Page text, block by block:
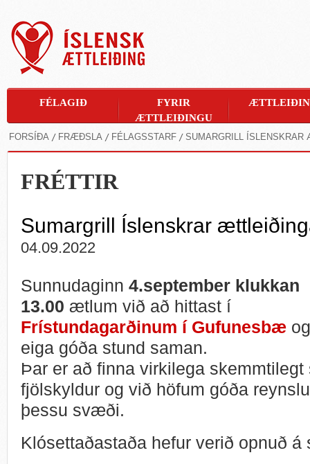
FORSÍÐA FRÆÐSLA FÉLAGSSTARF SUMARGRILL
FRÉTTIR
Sumargrill Íslenskrar
04.09.2022
Sunnudaginn 4.september klukkan
13.00 ætlum við að hittast í
Frístundagarðinum í Gufunesbæ og
eiga góða stund saman.
Þar er að finna virkilega
fjölskyldur og við höfum góða
þessu svæði.
Klósettaðastaða hefur verið opnuð
FÉLAGIÐ
FYRIR
ÆTTLEIÐINGU